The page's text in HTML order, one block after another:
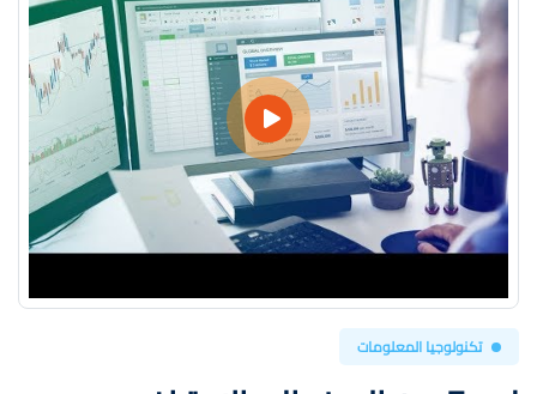
تكنولوجيا المعلومات